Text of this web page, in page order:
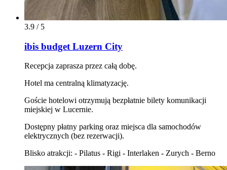
3.9 / 5
ibis budget Luzern City
Recepcja zaprasza przez całą dobę.
Hotel ma centralną klimatyzację.
Goście hotelowi otrzymują bezpłatnie bilety komunikacji
miejskiej w Lucernie.
Dostępny płatny parking oraz miejsca dla samochodów
elektrycznych (bez rezerwacji).
Blisko atrakcji: - Pilatus - Rigi - Interlaken - Zurych - Berno